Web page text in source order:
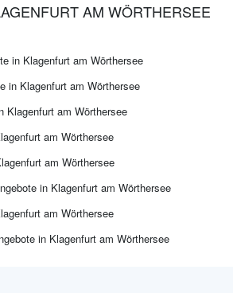
AM WÖRTHERSEE
in Klagenfurt am Wörthersee
in Klagenfurt am Wörthersee
Klagenfurt am Wörthersee
am Wörthersee
am Wörthersee
in Klagenfurt am Wörthersee
am Wörthersee
in Klagenfurt am Wörthersee